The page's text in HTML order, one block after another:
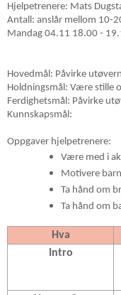
Hjelpetrenere: Mats
Antall: anslår mellom 10-
Mandag 04.11 18.00 -
Hovedmål: Påvirke
Holdningsmål: Være stille
Ferdighetsmål: Påvirke
Kunnskapsmål:
Oppgaver hjelpetrenere:
Være med i
Motivere
Ta hånd om
Ta hånd om
Hva
Intro